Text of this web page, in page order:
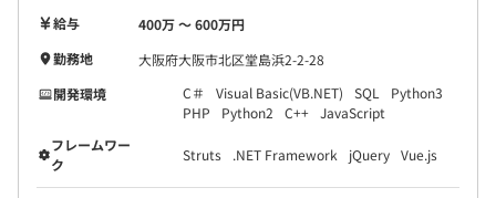
給与
400万 〜 600万円
勤務地
大阪府大阪市北区堂島浜2-2-28
開発環境
C＃ Visual Basic(VB.NET) SQL
Python3
PHP
Python2 C++ JavaScript
フレームワー
ク
Struts .NET Framework jQuery Vue.js